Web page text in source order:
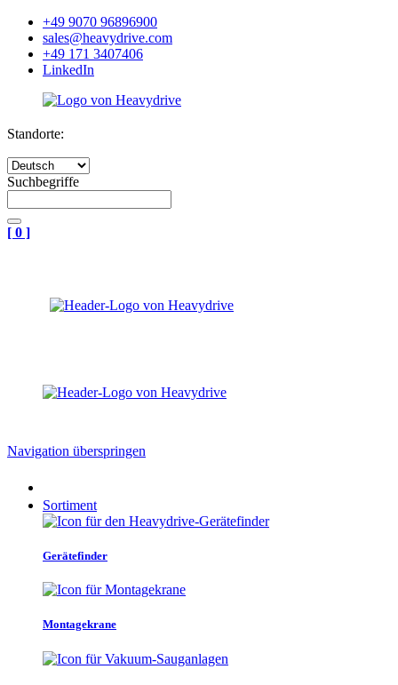
+49 9070 96896900
sales@heavydrive.com
+49 171 3407406
LinkedIn
Standorte:
Suchbegriffe
[ 0 ]
Navigation überspringen
Sortiment
Gerätefinder
Montagekrane